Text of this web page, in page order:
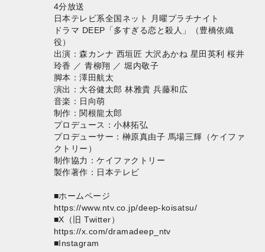
4分放送
日本テレビ系全国ネット 月曜プラチナイト
ドラマ DEEP「多すぎる恋と殺人」（豊橋依織
役）
出演：森カンナ 西垣匠 大沢あかね 星田英利 桜井
玲香 ／ 青柳翔 ／ 堀内敬子
脚本：澤田航太
演出：大谷健太郎 林雅貴 兵藤和広
音楽：日向萌
制作：関根龍太郎
プロデュース：小林拓弘
プロデューサー：榊原真由子 馬場三輝（ケイファ
クトリー）
制作協力：ケイファクトリー
製作著作：日本テレビ
■ホームページ
https://www.ntv.co.jp/deep-koisatsu/
■X（旧 Twitter）
https://x.com/dramadeep_ntv
■Instagram